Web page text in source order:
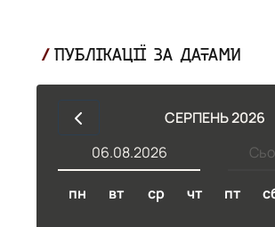
ПУБЛІКАЦІЇ ЗА ДАТАМИ
СЕРПЕНЬ 2026
06.08.2026
пн вт ср чт пт